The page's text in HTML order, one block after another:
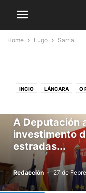
Home Lugo Sarria
INCIO LÁNCARA O
A Deputación
investimento
estradas...
Redacción - 27 de